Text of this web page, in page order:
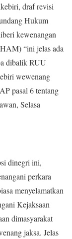
draf revisi
Hukum
kewenangan
“ini jelas ada
dibalik RUU
wewenang
pasal 6 tentang
Selasa
dinegri ini,
perkara
menyelamatkan
Kejaksaan
dimasyarakat
jaksa. Jelas